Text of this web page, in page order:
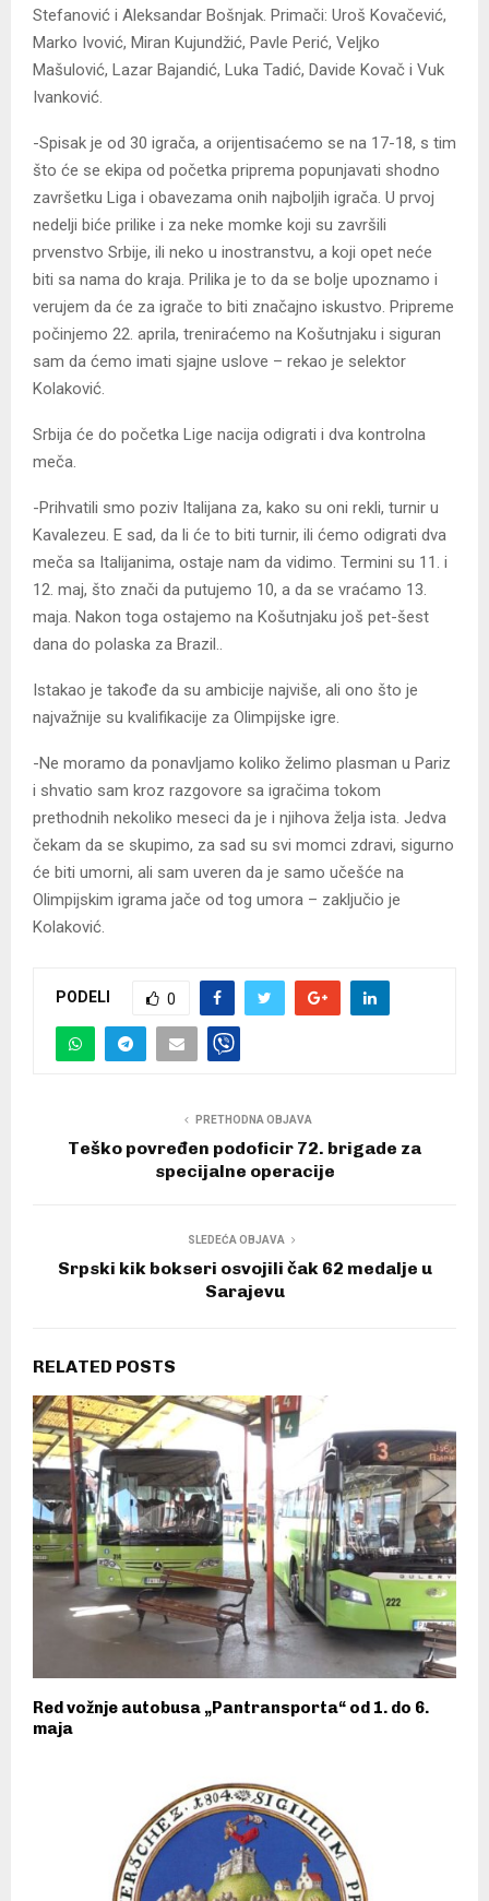
Stefanović i Aleksandar Bošnjak. Primači: Uroš Kovačević,
Marko Ivović, Miran Kujundžić, Pavle Perić, Veljko
Mašulović, Lazar Bajandić, Luka Tadić, Davide Kovač i Vuk
Ivanković.
-Spisak je od 30 igrača, a orijentisaćemo se na 17-18, s tim
što će se ekipa od početka priprema popunjavati shodno
završetku Liga i obavezama onih najboljih igrača. U prvoj
nedelji biće prilike i za neke momke koji su završili
prvenstvo Srbije, ili neko u inostranstvu, a koji opet neće
biti sa nama do kraja. Prilika je to da se bolje upoznamo i
verujem da će za igrače to biti značajno iskustvo. Pripreme
počinjemo 22. aprila, treniraćemo na Košutnjaku i siguran
sam da ćemo imati sjajne uslove – rekao je selektor
Kolaković.
Srbija će do početka Lige nacija odigrati i dva kontrolna
meča.
-Prihvatili smo poziv Italijana za, kako su oni rekli, turnir u
Kavalezeu. E sad, da li će to biti turnir, ili ćemo odigrati dva
meča sa Italijanima, ostaje nam da vidimo. Termini su 11. i
12. maj, što znači da putujemo 10, a da se vraćamo 13.
maja. Nakon toga ostajemo na Košutnjaku još pet-šest
dana do polaska za Brazil..
Istakao je takođe da su ambicije najviše, ali ono što je
najvažnije su kvalifikacije za Olimpijske igre.
-Ne moramo da ponavljamo koliko želimo plasman u Pariz
i shvatio sam kroz razgovore sa igračima tokom
prethodnih nekoliko meseci da je i njihova želja ista. Jedva
čekam da se skupimo, za sad su svi momci zdravi, sigurno
će biti umorni, ali sam uveren da je samo učešće na
Olimpijskim igrama jače od tog umora – zaključio je
Kolaković.
PODELI 0
PRETHODNA OBJAVA
Teško povređen podoficir 72. brigade za
specijalne operacije
SLEDEĆA OBJAVA
Srpski kik bokseri osvojili čak 62 medalje u
Sarajevu
RELATED POSTS
Red vožnje autobusa „Pantransporta“ od 1. do 6.
maja